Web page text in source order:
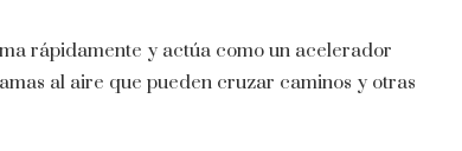
rápidamente y actúa como un acelerador
al aire que pueden cruzar caminos y otras